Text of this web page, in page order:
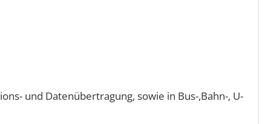
und Datenübertragung, sowie in Bus-,Bahn-, U-